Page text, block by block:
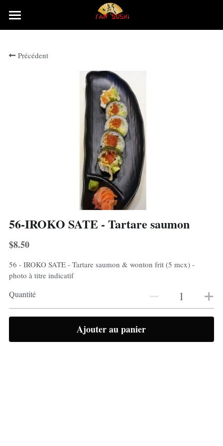
Accueil
Rechercher
Précédent
56-IROKO SATE - Tartare saumon
$8.50
56 - IROKO SATE - Tartare saumon & wonton frit (5 mcx) -
photo à titre indicatif
Quantité
Ajouter au panier
LES CATÉGORIES DE LA BOUTIQUE